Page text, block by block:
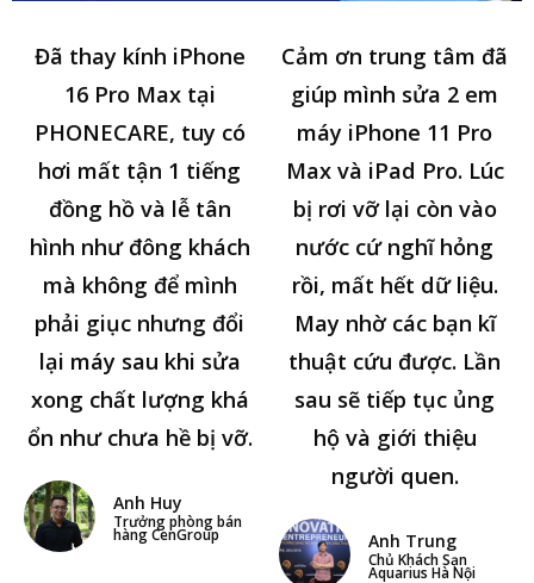
Đã thay kính iPhone
16 Pro Max tại
PHONECARE, tuy có
hơi mất tận 1 tiếng
đồng hồ và lễ tân
hình như đông khách
mà không để mình
phải giục nhưng đổi
lại máy sau khi sửa
xong chất lượng khá
ổn như chưa hề bị vỡ.
Anh Huy
Trưởng phòng bán
hàng CenGroup
Cảm ơn trung tâm đã
giúp mình sửa 2 em
máy iPhone 11 Pro
Max và iPad Pro. Lúc
bị rơi vỡ lại còn vào
nước cứ nghĩ hỏng
rồi, mất hết dữ liệu.
May nhờ các bạn kĩ
thuật cứu được. Lần
sau sẽ tiếp tục ủng
hộ và giới thiệu
người quen.
Anh Trung
Chủ Khách Sạn
Aquarius Hà Nội